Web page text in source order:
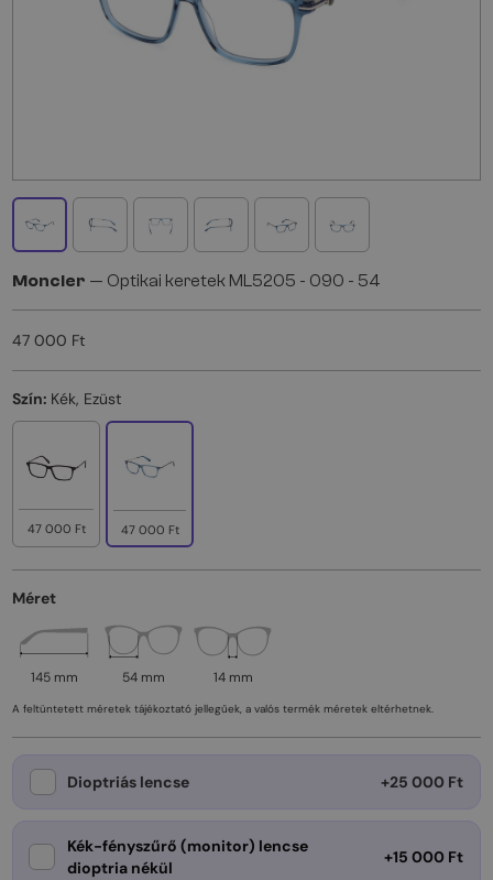
Moncler — Optikai keretek ML5205 - 090 - 54
47 000 Ft
Szín: Kék, Ezüst
47 000 Ft 47 000 Ft
Méret
145 mm 54 mm 14 mm
A feltüntetett méretek tájékoztató jellegűek, a valós termék méretek eltérhetnek.
Dioptriás lencse +25 000 Ft
Kék-fényszűrő (monitor) lencse
dioptria nékül
+15 000 Ft